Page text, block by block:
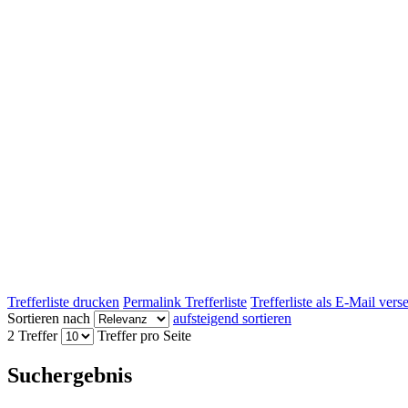
Trefferliste drucken Permalink Trefferliste Trefferliste als E-Mail
Sortieren nach
aufsteigend sortieren
2 Treffer
Treffer pro Seite
Suchergebnis